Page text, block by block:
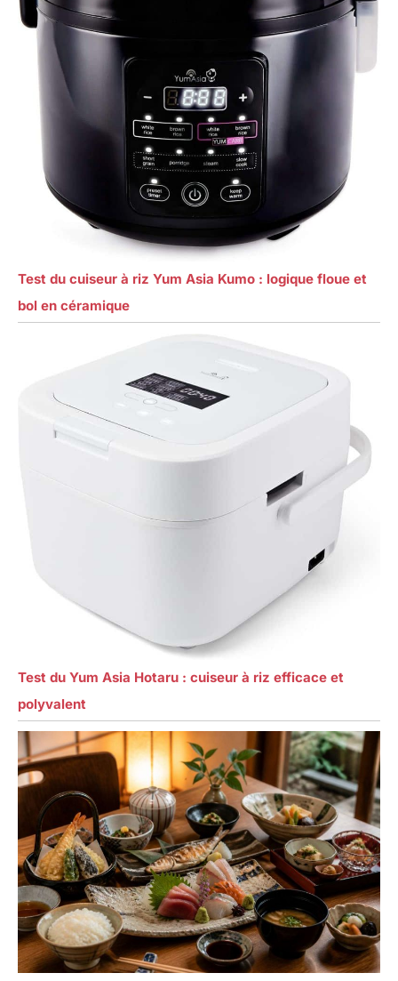
Test du cuiseur à riz Yum Asia Kumo : logique floue et
bol en céramique
Test du Yum Asia Hotaru : cuiseur à riz efficace et
polyvalent